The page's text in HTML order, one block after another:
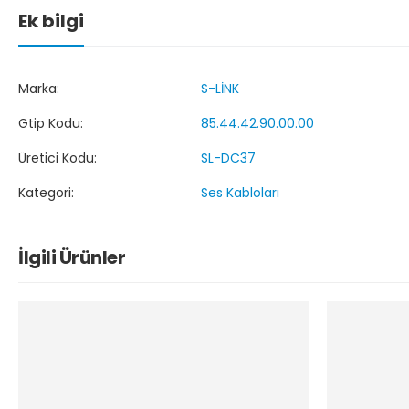
Ek bilgi
Marka:
S-LİNK
Gtip Kodu:
85.44.42.90.00.00
Üretici Kodu:
SL-DC37
Kategori:
Ses Kabloları
İlgili Ürünler